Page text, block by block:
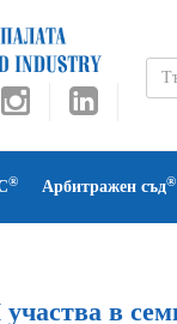
® Арбитражен съд®
в